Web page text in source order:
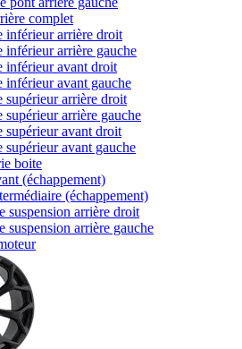
complet
inférieur arrière droit
inférieur arrière gauche
inférieur avant droit
inférieur avant gauche
supérieur arrière droit
supérieur arrière gauche
supérieur avant droit
supérieur avant gauche
boite
(échappement)
(échappement)
suspension arrière droit
suspension arrière gauche